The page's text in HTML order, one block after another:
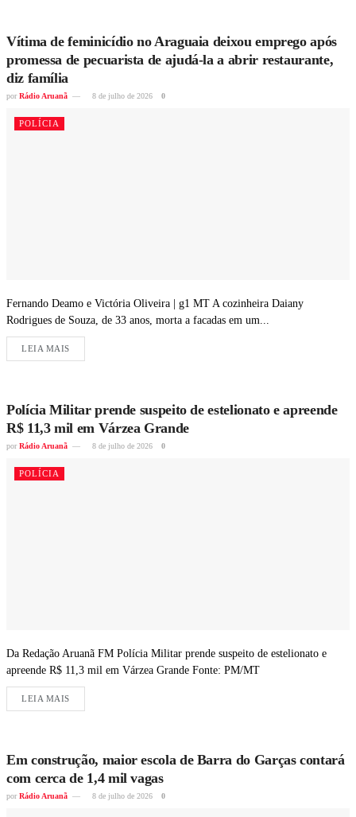
Vítima de feminicídio no Araguaia deixou emprego após
promessa de pecuarista de ajudá-la a abrir restaurante,
diz família
por Rádio Aruanã 8 de julho de 2026 0
POLÍCIA
Fernando Deamo e Victória Oliveira | g1 MT A cozinheira Daiany
Rodrigues de Souza, de 33 anos, morta a facadas em um...
LEIA MAIS
Polícia Militar prende suspeito de estelionato e apreende
R$ 11,3 mil em Várzea Grande
por Rádio Aruanã 8 de julho de 2026 0
POLÍCIA
Da Redação Aruanã FM Polícia Militar prende suspeito de estelionato e
apreende R$ 11,3 mil em Várzea Grande Fonte: PM/MT
LEIA MAIS
Em construção, maior escola de Barra do Garças contará
com cerca de 1,4 mil vagas
por Rádio Aruanã 8 de julho de 2026 0